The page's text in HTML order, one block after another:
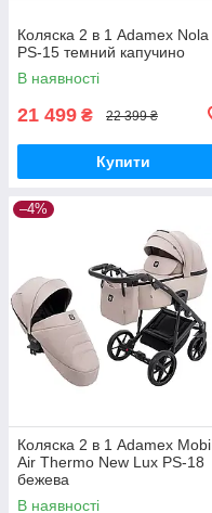
Коляска 2 в 1 Adamex Nola
PS-15 темний капучино
В наявності
21 499 ₴ 22 399 ₴
Купити
–4%
Коляска 2 в 1 Adamex Mobi
Air Thermo New Lux PS-18
бежева
В наявності